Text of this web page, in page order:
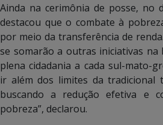
Ainda na cerimônia de posse, no
destacou que o combate à
por meio da transferência de
se somarão a outras iniciativas na
plena cidadania a cada sul-mato-
ir além dos limites da tradicional
buscando a redução efetiva e
pobreza”, declarou.